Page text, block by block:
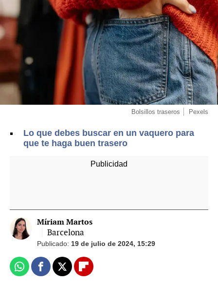
Bolsillos traseros Pexels
Lo que debes buscar en un vaquero para
que te haga buen trasero
Míriam Martos
Barcelona
Publicado: 19 de julio de 2024, 15:29
WhatsappFacebook
X Flipboard